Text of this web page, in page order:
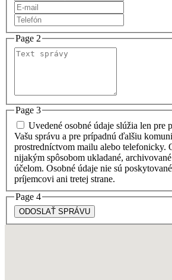
Page 2
Page 3
Vašu správu a pre prípadnú ďalšiu
prostredníctvom mailu alebo telefonicky.
nijakým spôsobom ukladané,
účelom. Osobné údaje nie sú
príjemcovi ani tretej strane.
Page 4